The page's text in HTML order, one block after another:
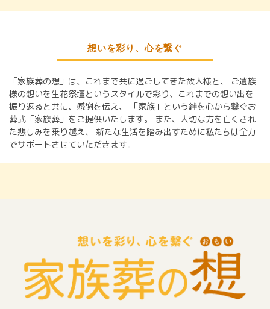
想いを彩り、心を繋ぐ
「家族葬の想」は、これまで共に過ごしてきた故人様と、
ご遺族
様の想いを生花祭壇というスタイルで彩り、これまでの想い出を
振り返ると共に、感謝を伝え、
「家族」という絆を心から繋ぐお
葬式「家族葬」をご提供いたします。
また、大切な方を亡くされ
た悲しみを乗り越え、
新たな生活を踏み出すために私たちは全力
でサポートさせていただきます。